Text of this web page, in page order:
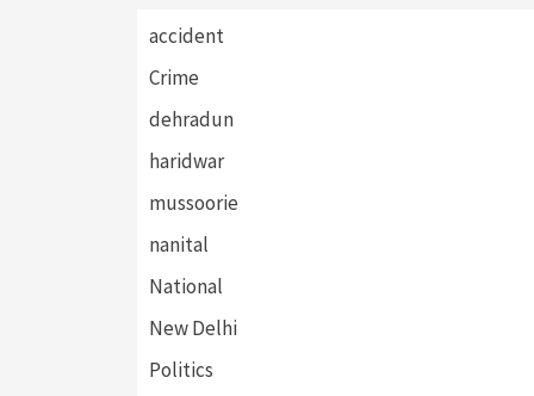
accident
Crime
dehradun
haridwar
mussoorie
nanital
National
New Delhi
Politics